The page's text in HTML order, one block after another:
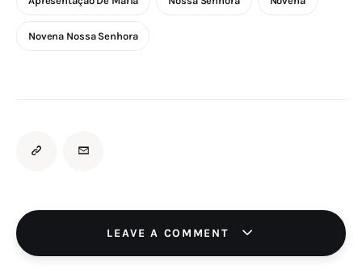
Novena Nossa Senhora
LEAVE A COMMENT